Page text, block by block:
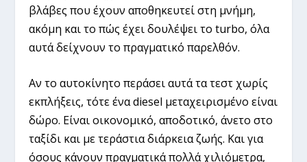
βλάβες που έχουν αποθηκευτεί στη μνήμη,
ακόμη και το πώς έχει δουλέψει το turbo, όλα
αυτά δείχνουν το πραγματικό παρελθόν.
Αν το αυτοκίνητο περάσει αυτά τα τεστ χωρίς
εκπλήξεις, τότε ένα diesel μεταχειρισμένο είναι
δώρο. Είναι οικονομικό, αποδοτικό, άνετο στο
ταξίδι και με τεράστια διάρκεια ζωής. Και για
όσους κάνουν πραγματικά πολλά χιλιόμετρα,